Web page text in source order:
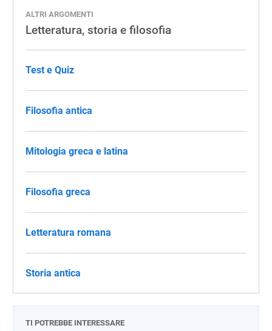
ALTRI ARGOMENTI
Letteratura, storia e filosofia
Test e Quiz
Filosofia antica
Mitologia greca e latina
Filosofia greca
Letteratura romana
Storia antica
TI POTREBBE INTERESSARE